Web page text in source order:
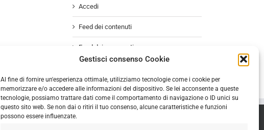
Gestisci consenso Cookie
Al fine di fornire un'esperienza ottimale, utilizziamo tecnologie come i cookie per
memorizzare e/o accedere alle informazioni del dispositivo. Se lei acconsente a queste
tecnologie, possiamo trattare dati come il comportamento di navigazione o ID unici su
questo sito web. Se non dai o ritiri il tuo consenso, alcune caratteristiche e funzioni
possono essere influenzate.
Accedi
Feed dei contenuti
Feed dei commenti